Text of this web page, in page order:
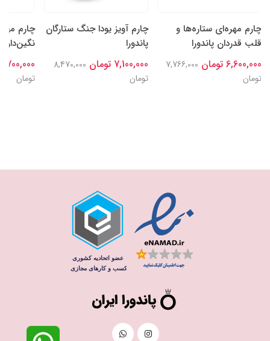
چارم مهره‌ای ستاره‌ها و
قلب قدردان پاندورا
6,600,000 تومان
7,766,000
تومان
چارم آویز یودا جنگ ستارگان
پاندورا
7,100,000 تومان
8,470,000
تومان
چارم
نگین‌دار
6,700,000
تومان